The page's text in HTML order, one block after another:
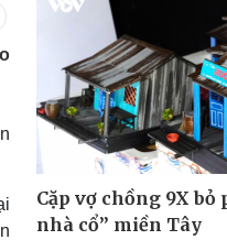
nghiệp
tin doanh nghiệp
nghiệp 24h
nhân
Công
Sành
Tin
Trải
Cặp vợ chồng 9X bỏ
nhà cổ” miền Tây